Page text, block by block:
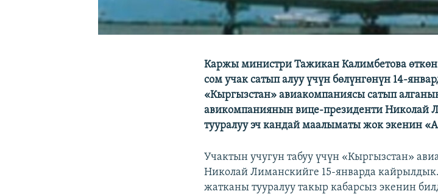
Каржы министри Тажикан Калимбетова
сом учак сатып алуу үчүн бөлүнгөнүн 14-
«Кыргызстан» авиакомпаниясы сатып
авикомпаниянын вице-президенти Николай
тууралуу эч кандай маалыматы жок экенин
Учактын учугун табуу үчүн «Кыргызстан»
Николай Лиманскийге 15-январда
жатканы тууралуу такыр кабарсыз экенин